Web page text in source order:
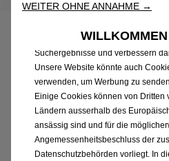
Neuer Grandland
Übersicht
Preisliste
WEITER OHNE ANNAHME →
sicherzustellen. Cookies
durch verschiedene Funktionen
Suchergebnisse und verbessern
Unsere Website könnte auch
verwenden, um Werbung zu
Einige Cookies können von Dritten
Ländern ausserhalb des
ansässig sind und für die
Angemessenheitsbeschluss der
Datenschutzbehörden vorliegt. In